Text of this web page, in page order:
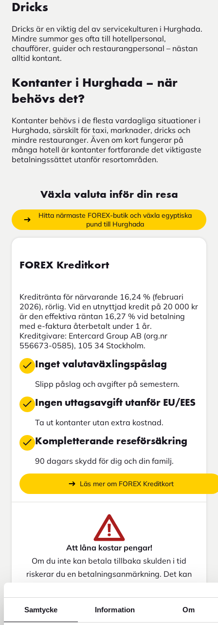
Samtycke Information Om
Dricks
Dricks är en viktig del av servicekulturen i Hurghada.
Mindre summor ges ofta till hotellpersonal,
chaufförer, guider och restaurangpersonal – nästan
alltid kontant.
Kontanter i Hurghada – när
behövs det?
Kontanter behövs i de flesta vardagliga situationer i
Hurghada, särskilt för taxi, marknader, dricks och
mindre restauranger. Även om kort fungerar på
många hotell är kontanter fortfarande det viktigaste
betalningssättet utanför resortområden.
Växla valuta inför din resa
Hitta närmaste FOREX-butik och växla egyptiska
pund till Hurghada
FOREX Kreditkort
Kreditränta för närvarande 16,24 % (februari
2026), rörlig. Vid en utnyttjad kredit på 20 000 kr
är den effektiva räntan 16,27 % vid betalning
med e-faktura återbetalt under 1 år.
Kreditgivare: Entercard Group AB (org.nr
556673-0585), 105 34 Stockholm.
Inget valutaväxlingspåslag
Slipp påslag och avgifter på semestern.
Ingen uttagsavgift utanför EU/EES
Ta ut kontanter utan extra kostnad.
Kompletterande reseförsäkring
90 dagars skydd för dig och din familj.
Läs mer om FOREX Kreditkort
Att låna kostar pengar!
Om du inte kan betala tillbaka skulden i tid
riskerar du en betalningsanmärkning. Det kan
abonnemang och få nya lån. För stöd, vänd dig
till budget- och skuldrådgivningen i din